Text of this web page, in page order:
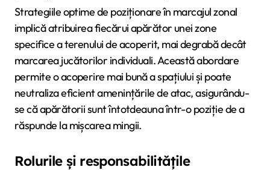
Strategiile optime de poziționare în marcajul zonal
implică atribuirea fiecărui apărător unei zone
specifice a terenului de acoperit, mai degrabă decât
marcarea jucătorilor individuali. Această abordare
permite o acoperire mai bună a spațiului și poate
neutraliza eficient amenințările de atac, asigurându-
se că apărătorii sunt întotdeauna într-o poziție de a
răspunde la mișcarea mingii.
Rolurile și responsabilitățile